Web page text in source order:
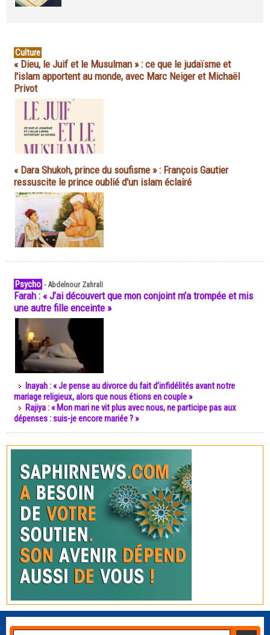
Culture
« Dieu, le Juif et le Musulman » : ce que le judaïsme et
l'islam apportent au monde, avec Marc Neiger et Michaël
Privot
« Dara Shukoh, prince du soufisme » : François Gautier
ressuscite le prince oublié d'un islam éclairé
Psycho -Abdelnour Zahrali
Farah : « J’ai découvert que mon conjoint m’a trompée et mis
une autre fille enceinte »
Inayah : « Je pense au divorce du fait d’infidélités avant notre
mariage religieux, alors que nous étions en couple »
Rajiya : « Mon mari ne vit plus avec nous, ne participe pas aux
dépenses : suis-je encore mariée ? »